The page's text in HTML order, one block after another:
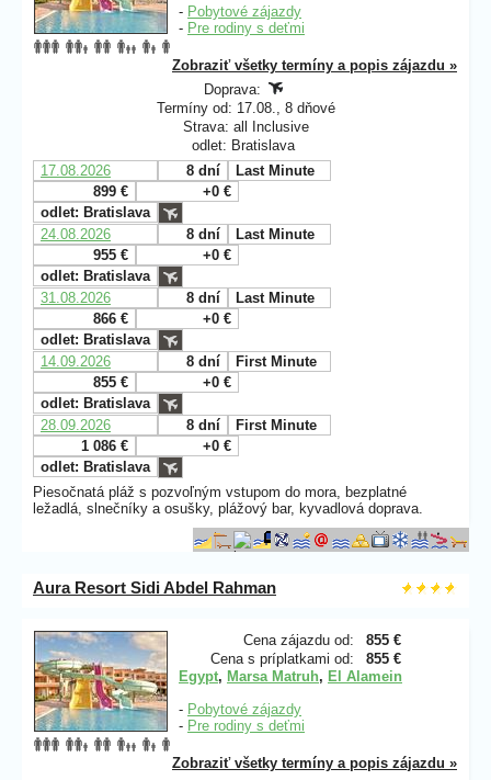
- Pobytové zájazdy
- Pre rodiny s deťmi
Zobraziť všetky termíny a popis zájazdu »
Doprava:
Termíny od: 17.08., 8 dňové
Strava: all Inclusive
odlet: Bratislava
17.08.2026
8 dní
Last Minute
899 €
+0 €
odlet: Bratislava
24.08.2026
8 dní
Last Minute
955 €
+0 €
odlet: Bratislava
31.08.2026
8 dní
Last Minute
866 €
+0 €
odlet: Bratislava
14.09.2026
8 dní
First Minute
855 €
+0 €
odlet: Bratislava
28.09.2026
8 dní
First Minute
1 086 €
+0 €
odlet: Bratislava
Piesočnatá pláž s pozvoľným vstupom do mora, bezplatné
ležadlá, slnečníky a osušky, plážový bar, kyvadlová doprava.
Aura Resort Sidi Abdel Rahman
Cena zájazdu od:
855 €
Cena s príplatkami od:
855 €
Egypt, Marsa Matruh, El Alamein
- Pobytové zájazdy
- Pre rodiny s deťmi
Zobraziť všetky termíny a popis zájazdu »